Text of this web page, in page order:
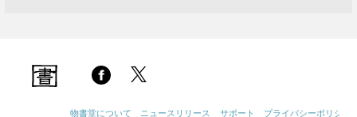
物書堂について ニュースリリース サポート プライバシーポリシー